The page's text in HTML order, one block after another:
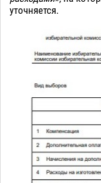
уточняется.